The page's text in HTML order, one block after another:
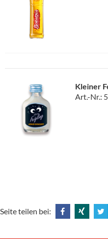
Kleiner
Art.-Nr.:
Seite teilen bei: